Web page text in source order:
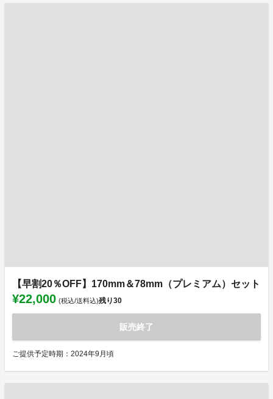
【早割20％OFF】170mm＆78mm（プレミアム）セット
¥22,000 (税込/送料込)残り30
販売終了
ご提供予定時期：2024年9月頃